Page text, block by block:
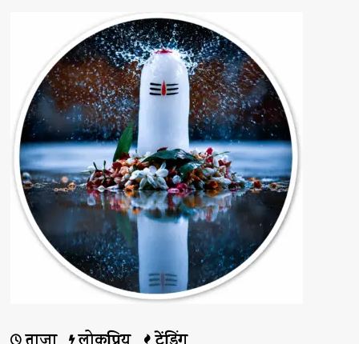
मुख्यमंत्री
विष्णु
देव
साय
के
बारे
में
और
पढ़ें